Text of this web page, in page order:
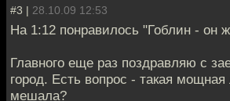
#3 | 28.10.09 12:53
На 1:12 понравилось "Гоблин - он
Главного еще раз поздравляю с
город. Есть вопрос - такая
мешала?